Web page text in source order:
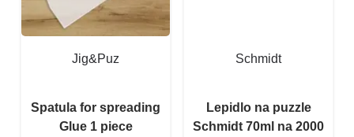
Jig&Puz
Spatula for spreading
Glue 1 piece
Schmidt
Lepidlo na puzzle
Schmidt 70ml na 2000